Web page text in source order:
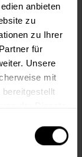
anbieten
zu
zu Ihrer
für
Unsere
mit